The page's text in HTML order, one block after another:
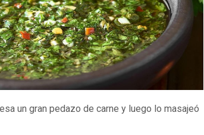
un gran pedazo de carne y luego lo masajeó